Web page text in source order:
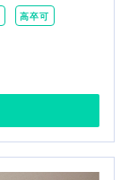
高卒可